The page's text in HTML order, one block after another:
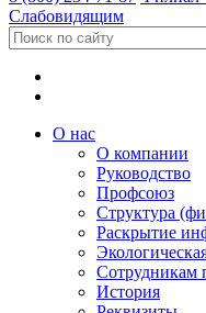
Слабовидящим
О нас
О компании
Руководство
Профсоюз
Структура
Раскрытие
Сотрудникам
История